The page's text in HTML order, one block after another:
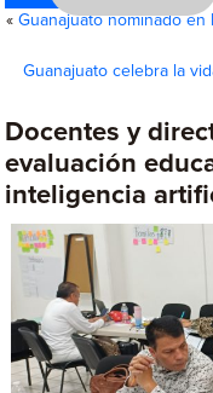
« Guanajuato nominado
Guanajuato celebra la
Docentes y
evaluación
inteligencia